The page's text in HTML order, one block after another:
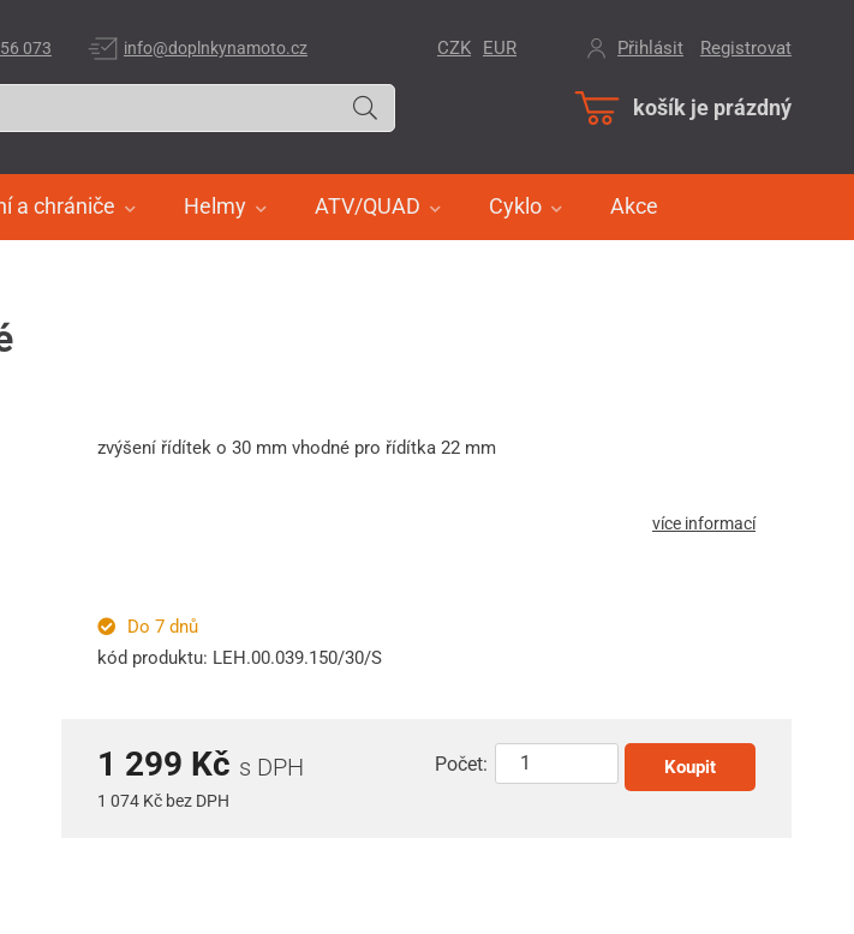
košík je prázdný
a chrániče Helmy ATV/QUAD Cyklo Akce
CZK EUR Přihlásit Registrovat
073 info@doplnkynamoto.cz
zvýšení řídítek o 30 mm vhodné pro řídítka 22 mm
více informací
Do 7 dnů
kód produktu: LEH.00.039.150/30/S
1 299 Kč s DPH
1 074 Kč bez DPH
Počet: Koupit